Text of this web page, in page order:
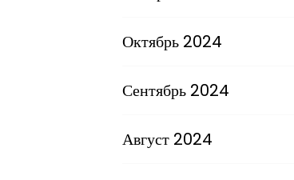
Октябрь 2024
Сентябрь 2024
Август 2024